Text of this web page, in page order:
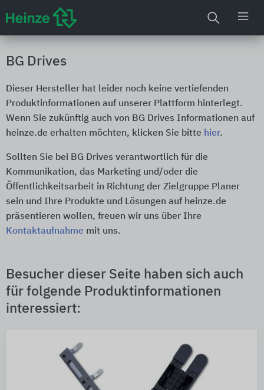
BG Drives
Dieser Hersteller hat leider noch keine vertiefenden
Produktinformationen auf unserer Plattform hinterlegt.
Wenn Sie zukünftig auch von BG Drives Informationen auf
heinze.de erhalten möchten, klicken Sie bitte hier.
Sollten Sie bei BG Drives verantwortlich für die
Kommunikation, das Marketing und/oder die
Öffentlichkeitsarbeit in Richtung der Zielgruppe Planer
sein und Ihre Produkte und Lösungen auf heinze.de
präsentieren wollen, freuen wir uns über Ihre
Kontaktaufnahme mit uns.
Besucher dieser Seite haben sich auch
für folgende Produktinformationen
interessiert: